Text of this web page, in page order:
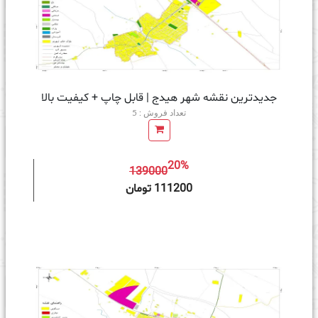
جدیدترین نقشه شهر هیدج | قابل چاپ + کیفیت بالا
تعداد فروش : 5
13900020%
111200 تومان